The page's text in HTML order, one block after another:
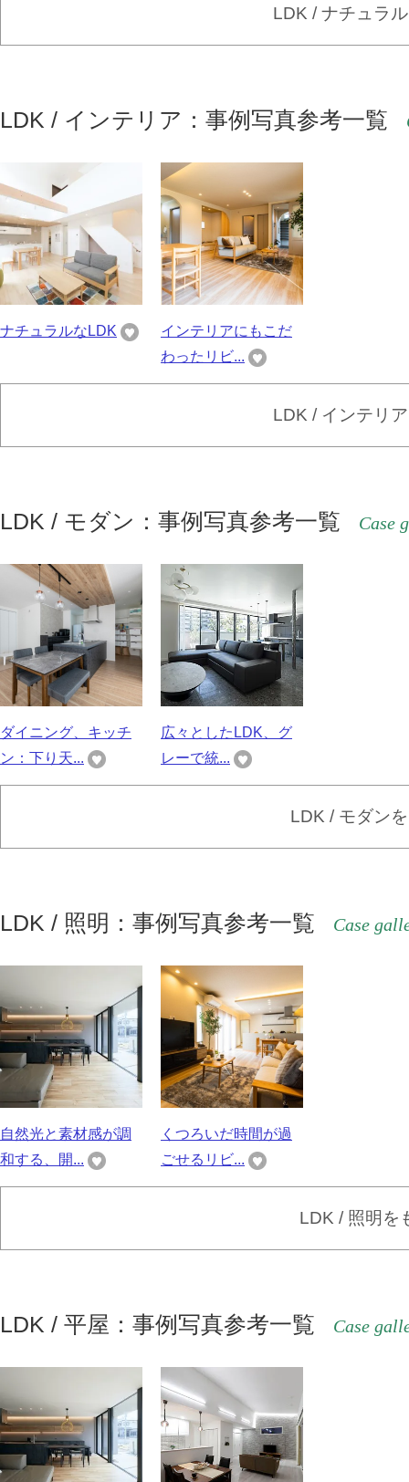
LDK / ナチュラ
LDK / インテリア：事例写真参考一覧
ナチュラルなLDK
インテリアにもこだ
わったリビ...
LDK / インテリ
LDK / モダン：事例写真参考一覧 Case
ダイニング、キッチ
ン：下り天...
広々としたLDK、グ
レーで統...
LDK / モダン
LDK / 照明：事例写真参考一覧 Case
自然光と素材感が調
和する、開...
くつろいだ時間が過
ごせるリビ...
LDK / 照明を
LDK / 平屋：事例写真参考一覧 Case